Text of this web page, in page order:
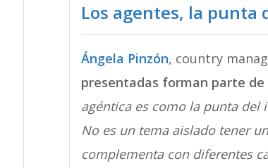
Los agentes, la punta
Ángela Pinzón, country
presentadas forman parte
agéntica es como la punta del
No es un tema aislado tener
complementa con diferentes